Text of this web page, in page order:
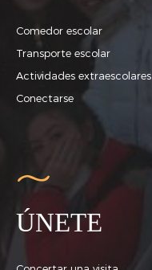
Comedor escolar
Transporte escolar
Actividades extraescolares
Conectarse
ÚNETE